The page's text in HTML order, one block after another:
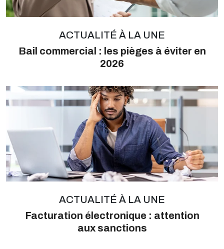
ACTUALITÉ À LA UNE
Bail commercial : les pièges à éviter en
2026
ACTUALITÉ À LA UNE
Facturation électronique : attention
aux sanctions